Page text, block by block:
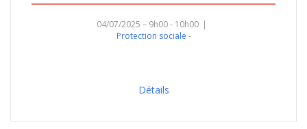
04/07/2025 – 9h00 - 10h00
Protection sociale
Détails